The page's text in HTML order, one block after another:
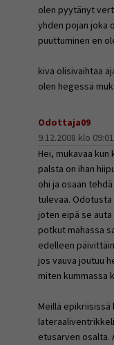
olen pyytänyt
yhden pojan joka
puuttuminen en
kiva olisivaihtaa
olen hegessä
Odottaja09
9.12.2008 klo 09:01
Hei, mukavaa
palsta on ihan
ohi ja osaan
tulevaa.
joten eipä se
potkut mahassa
edelleen
jos vauva joutuu
miten kummassa
Meillä epikriisissä
etusarven osalta.